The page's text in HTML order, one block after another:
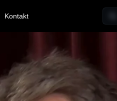
Kontakt